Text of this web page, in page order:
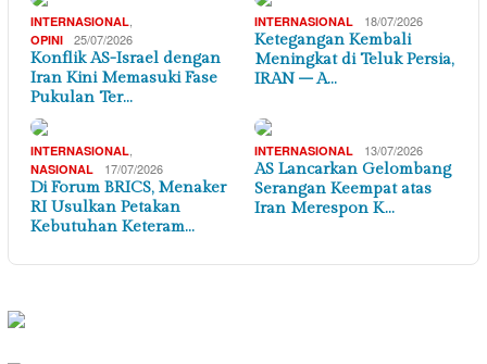
INTERNASIONAL
OPINI 25/07/2026
Konflik AS-Israel dengan
Iran Kini Memasuki Fase
Pukulan Ter…
INTERNASIONAL 18/07/2026
Ketegangan Kembali
Meningkat di Teluk Persia,
IRAN – A…
INTERNASIONAL
NASIONAL 17/07/2026
Di Forum BRICS, Menaker
RI Usulkan Petakan
Kebutuhan Keteram…
INTERNASIONAL 13/07/2026
AS Lancarkan Gelombang
Serangan Keempat atas
Iran Merespon K…